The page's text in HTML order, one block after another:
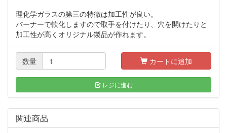
理化学ガラスの第三の特徴は加工性が良い。
バーナーで軟化しますので取手を付けたり、穴を開けたりと
加工性が高くオリジナル製品が作れます。
数量 カートに追加
レジに進む
関連商品